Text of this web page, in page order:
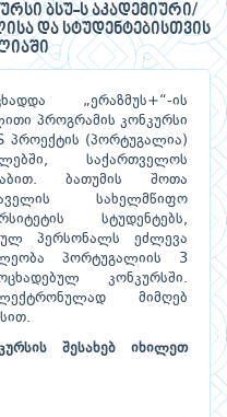
ბსუ-ს აკადემიური/
და სტუდენტებისთვის
„ერაზმუს+“-ის
პროგრამის კონკურსი
პროექტის (პორტუგალია)
საქართველოს
ბათუმის შოთა
სახელმწიფო
სტუდენტებს,
პერსონალს ეძლევა
პორტუგალიის 3
კონკურსში.
მიმღებ
შესახებ იხილეთ